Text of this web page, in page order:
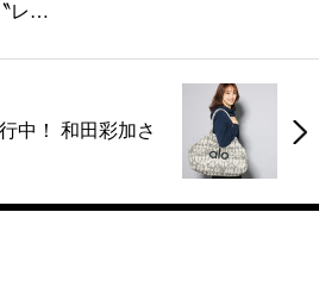
レ…
中！ 和田彩加さ